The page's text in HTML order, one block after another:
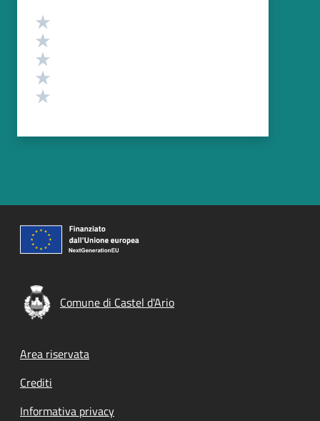
Valutazione
Comune di Castel d'Ario
Footer menu
Area riservata
Crediti
Informativa privacy